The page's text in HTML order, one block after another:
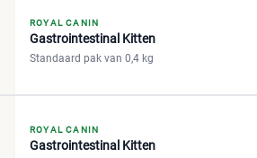
ROYAL CANIN
Gastrointestinal Kitten
Standaard pak van 0,4 kg
ROYAL CANIN
Gastrointestinal Kitten